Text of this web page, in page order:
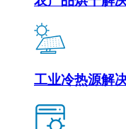
工业冷热源解